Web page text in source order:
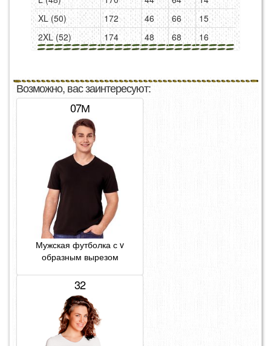
XL (50)
172 46 66
15
2XL (52)
174 48 68 16
Возможно, вас заинтересуют:
07М
Мужская футболка с v
образным вырезом
32